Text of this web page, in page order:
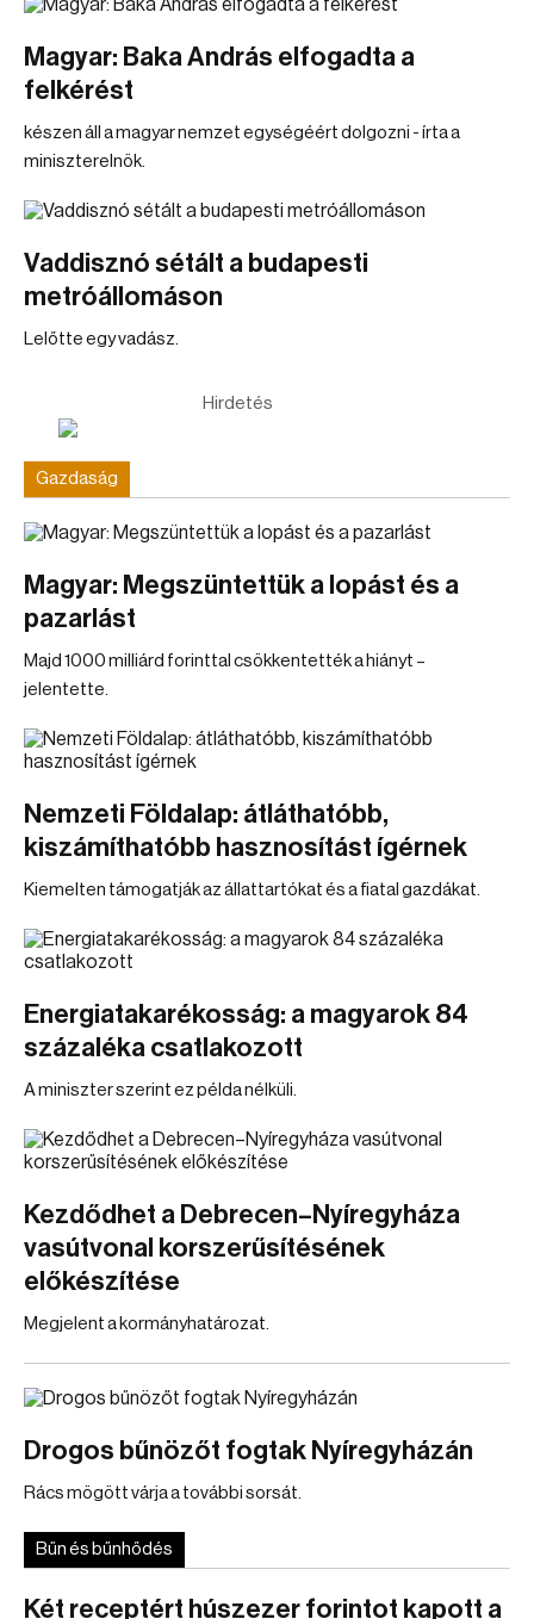
Magyar: Baka András elfogadta a
felkérést
készen áll a magyar nemzet egységéért dolgozni - írta a
miniszterelnök.
Vaddisznó sétált a budapesti
metróállomáson
Lelőtte egy vadász.
Hirdetés
Gazdaság
Magyar: Megszüntettük a lopást és a
pazarlást
Majd 1000 milliárd forinttal csökkentették a hiányt –
jelentette.
Nemzeti Földalap: átláthatóbb,
kiszámíthatóbb hasznosítást ígérnek
Kiemelten támogatják az állattartókat és a fiatal gazdákat.
Energiatakarékosság: a magyarok 84
százaléka csatlakozott
A miniszter szerint ez példa nélküli.
Kezdődhet a Debrecen–Nyíregyháza
vasútvonal korszerűsítésének
előkészítése
Megjelent a kormányhatározat.
Drogos bűnözőt fogtak Nyíregyházán
Rács mögött várja a további sorsát.
Bűn és bűnhődés
Két receptért húszezer forintot kapott a